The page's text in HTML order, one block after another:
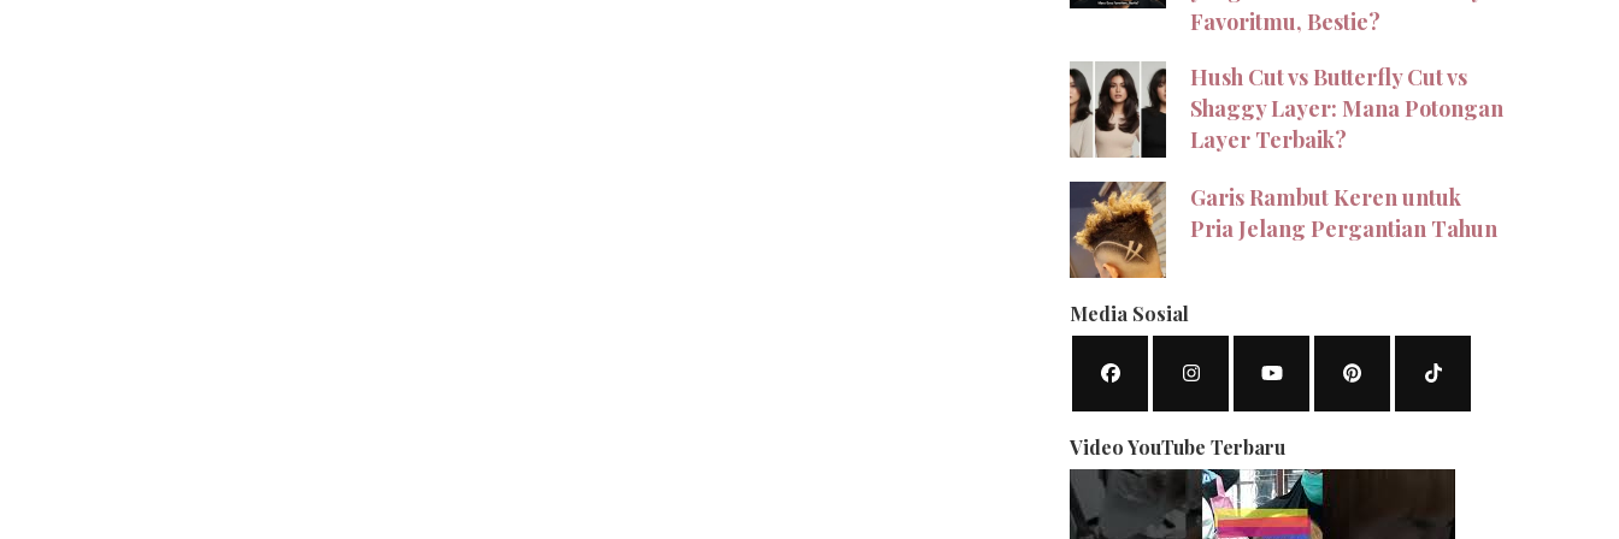
Favoritmu, Bestie?
Hush Cut vs Butterfly Cut vs
Shaggy Layer: Mana Potongan
Layer Terbaik?
Garis Rambut Keren untuk
Pria Jelang Pergantian Tahun
Media Sosial
Video YouTube Terbaru